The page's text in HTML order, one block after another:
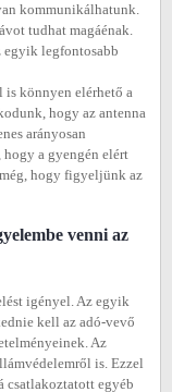
kommunikálhatunk.
tudhat magáénak.
egyik legfontosabb
is könnyen elérhető a
hogy az antenna
arányosan
a gyengén elért
hogy figyeljünk az
venni az
igényel. Az egyik
kell az adó-vevő
Az
is. Ezzel
csatlakoztatott egyéb